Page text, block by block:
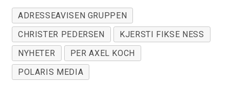
ADRESSEAVISEN GRUPPEN
CHRISTER PEDERSEN
KJERSTI FIKSE NESS
NYHETER
PER AXEL KOCH
POLARIS MEDIA